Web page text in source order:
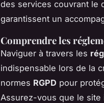
des services couvrant le
garantissent un
Comprendre les
Naviguer à travers les
indispensable lors de la
normes RGPD pour
Assurez-vous que le